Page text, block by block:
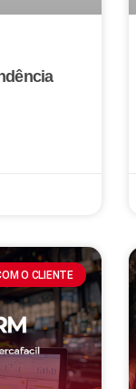
O CLIENTE